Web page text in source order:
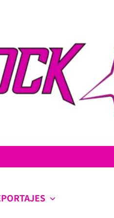
en la escena nacional e internacional.